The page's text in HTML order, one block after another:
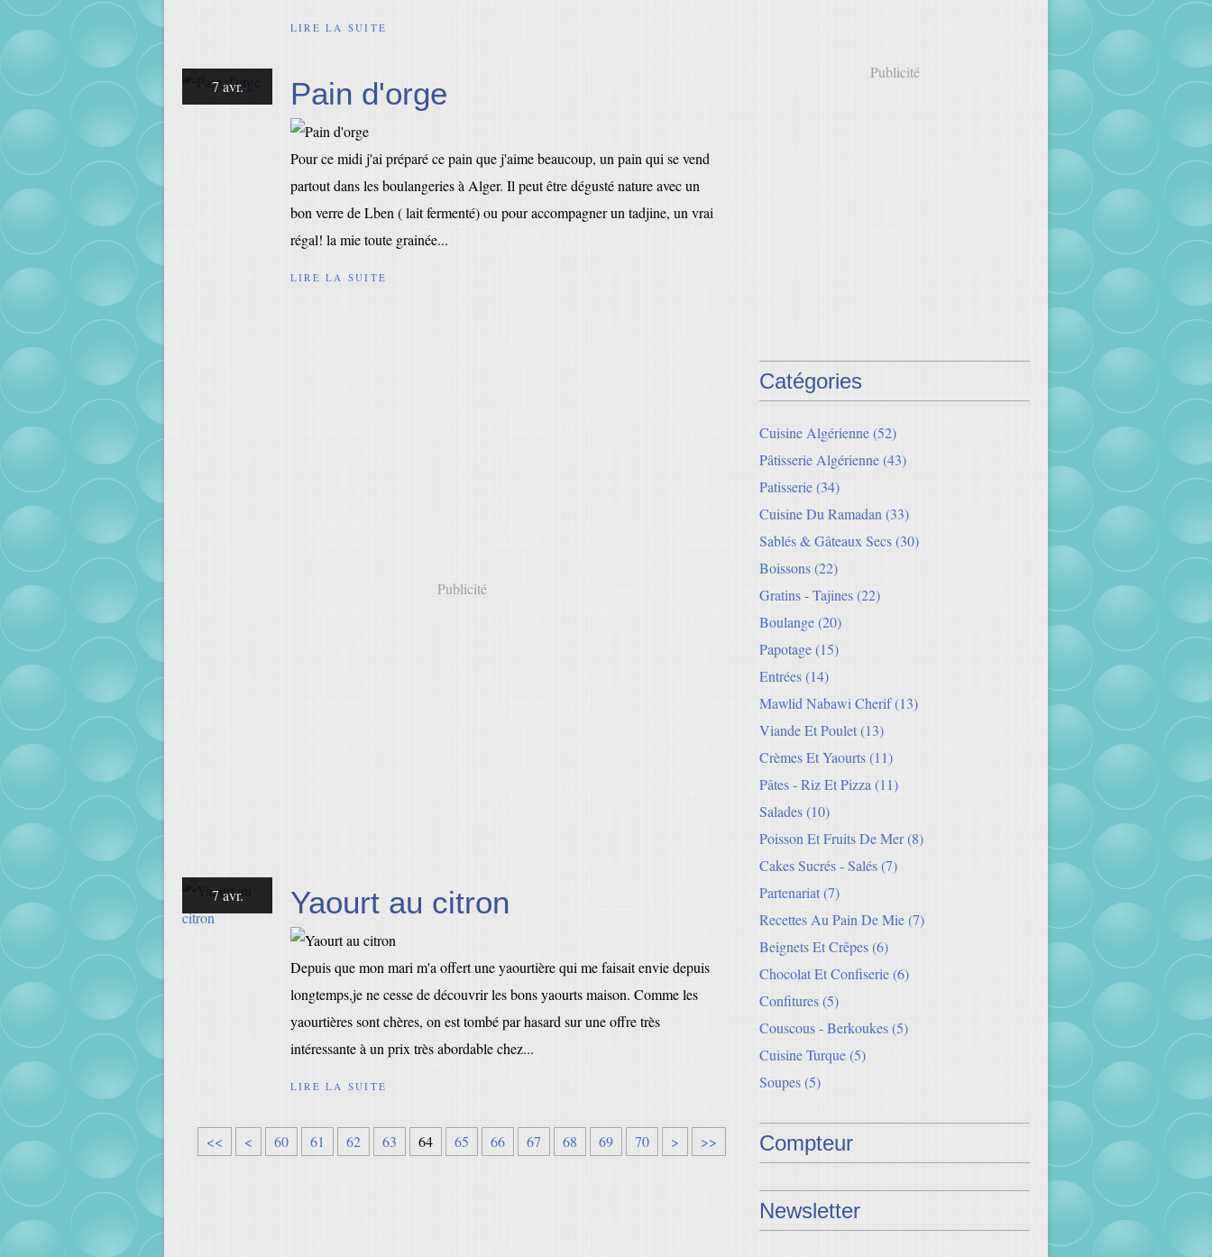
LIRE LA SUITE
7 avr. Pain d'orge
Pour ce midi j'ai préparé ce pain que j'aime beaucoup, un pain qui se vend
partout dans les boulangeries à Alger. Il peut être dégusté nature avec un
bon verre de Lben ( lait fermenté) ou pour accompagner un tadjine, un vrai
régal! la mie toute grainée...
LIRE LA SUITE
Publicité
7 avr. Yaourt au citron
Depuis que mon mari m'a offert une yaourtière qui me faisait envie depuis
longtemps,je ne cesse de découvrir les bons yaourts maison. Comme les
yaourtières sont chères, on est tombé par hasard sur une offre très
intéressante à un prix très abordable chez...
LIRE LA SUITE
<< <
1
2
3
4
5
60 61 62 63 64 65 66 67 68 69 70 > >>
Publicité
Catégories
Cuisine Algérienne(52)
Pâtisserie Algérienne(43)
Patisserie(34)
Cuisine Du Ramadan (33)
Sablés & Gâteaux Secs(30)
Boissons(22)
Gratins - Tajines(22)
Boulange(20)
Papotage(15)
Entrées(14)
Mawlid Nabawi Cherif(13)
Viande Et Poulet(13)
Crèmes Et Yaourts(11)
Pâtes - Riz Et Pizza (11)
Salades(10)
Poisson Et Fruits De Mer(8)
Cakes Sucrés - Salés(7)
Partenariat(7)
Recettes Au Pain De Mie(7)
Beignets Et Crêpes(6)
Chocolat Et Confiserie(6)
Confitures(5)
Couscous - Berkoukes(5)
Cuisine Turque(5)
Soupes(5)
Compteur
Newsletter